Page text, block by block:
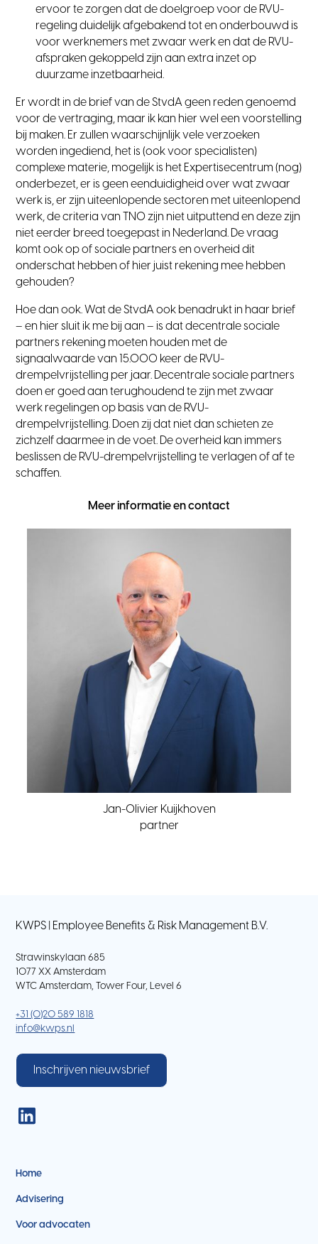
ervoor te zorgen dat de doelgroep voor de RVU-
regeling duidelijk afgebakend tot en onderbouwd is
voor werknemers met zwaar werk en dat de RVU-
afspraken gekoppeld zijn aan extra inzet op
duurzame inzetbaarheid.
Er wordt in de brief van de StvdA geen reden genoemd
voor de vertraging, maar ik kan hier wel een voorstelling
bij maken. Er zullen waarschijnlijk vele verzoeken
worden ingediend, het is (ook voor specialisten)
complexe materie, mogelijk is het Expertisecentrum (nog)
onderbezet, er is geen eenduidigheid over wat zwaar
werk is, er zijn uiteenlopende sectoren met uiteenlopend
werk, de criteria van TNO zijn niet uitputtend en deze zijn
niet eerder breed toegepast in Nederland. De vraag
komt ook op of sociale partners en overheid dit
onderschat hebben of hier juist rekening mee hebben
gehouden?
Hoe dan ook. Wat de StvdA ook benadrukt in haar brief
– en hier sluit ik me bij aan – is dat decentrale sociale
partners rekening moeten houden met de
signaalwaarde van 15.000 keer de RVU-
drempelvrijstelling per jaar. Decentrale sociale partners
doen er goed aan terughoudend te zijn met zwaar
werk regelingen op basis van de RVU-
drempelvrijstelling. Doen zij dat niet dan schieten ze
zichzelf daarmee in de voet. De overheid kan immers
beslissen de RVU-drempelvrijstelling te verlagen of af te
schaffen.
Meer informatie en contact
Jan-Olivier Kuijkhoven
partner
KWPS | Employee Benefits & Risk Management B.V.
Strawinskylaan 685
1077 XX Amsterdam
WTC Amsterdam, Tower Four, Level 6
+31 (0)20 589 1818
info@kwps.nl
Inschrijven nieuwsbrief
Home
Advisering
Voor advocaten